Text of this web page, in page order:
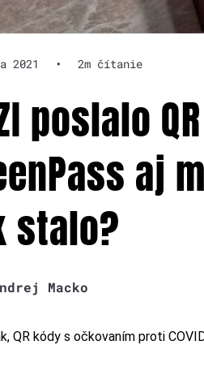
2021 • 2m čítanie
poslalo
aj
stalo?
Macko
QR kódy s očkovaním proti